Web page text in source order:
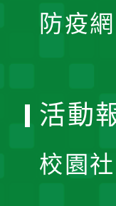
防疫
活動
校園